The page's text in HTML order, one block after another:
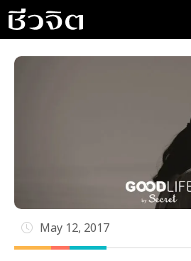
Skip
to
content
May 12, 2017